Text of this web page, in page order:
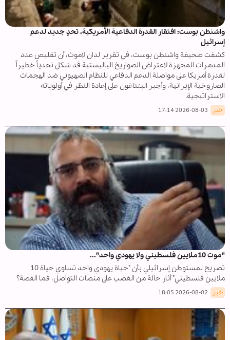
واشنطن بوست: افتقار القدرة الدفاعية الأمريكية، تحدٍ جديد لدعم
إسرائيل
كشفت صحيفة واشنطن بوست، في تقرير لدان لاموث، أن تقليص عدد
المدمرات المجهزة لاعتراض الصواريخ الباليستية قد شكل تحدياً خطيراً
لقدرة أمريكا على مواصلة الدعم الدفاعي للنظام الصهيوني ضد الهجمات
الصاروخية الإيرانية، وأجبر البنتاغون على إعادة النظر في أولوياته
الاستراتيجية.
خبر 2026-08-03 17:14
"موت 10ملايين فلسطيني ولا يهودي واحد"...
تصريح لمستوطن إسرائيلي بأن "حياة يهودي واحد تساوي حياة 10
ملايين فلسطيني" أثار حالة من الغضب على منصات التواصل، فما القصة؟
خبر 2026-08-02 18:05